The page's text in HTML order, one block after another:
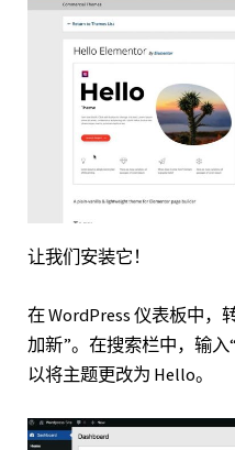
让我们安装它！
在 WordPress 仪表板中，
加新”。在搜索栏中，输
以将主题更改为 Hello。